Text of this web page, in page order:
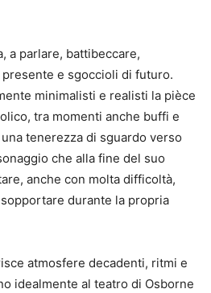
a parlare, battibeccare,
e sgoccioli di futuro.
minimalisti e realisti la pièce
tra momenti anche buffi e
tenerezza di sguardo verso
che alla fine del suo
anche con molta difficoltà,
durante la propria
atmosfere decadenti, ritmi e
idealmente al teatro di Osborne